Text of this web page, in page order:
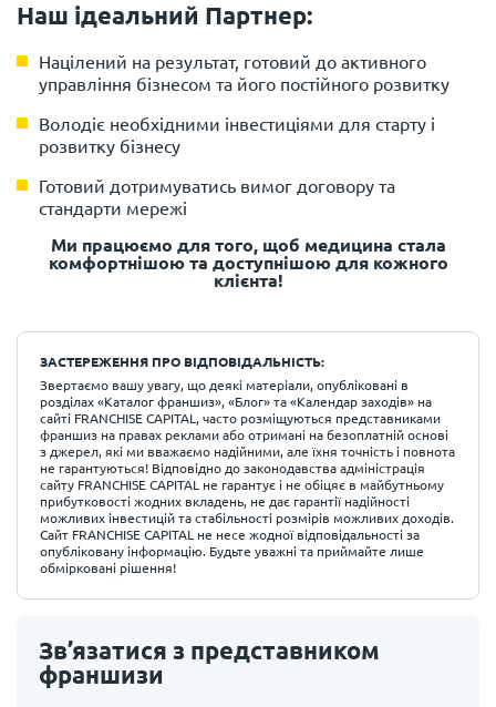
Наш ідеальний Партнер:
Націлений на результат, готовий до активного
управління бізнесом та його постійного розвитку
Володіє необхідними інвестиціями для старту і
розвитку бізнесу
Готовий дотримуватись вимог договору та
стандарти мережі
Ми працюємо для того, щоб медицина стала
комфортнішою та доступнішою для кожного
клієнта!
ЗАСТЕРЕЖЕННЯ ПРО ВІДПОВІДАЛЬНІСТЬ:
Звертаємо вашу увагу, що деякі матеріали, опубліковані в
розділах «Каталог франшиз», «Блог» та «Календар заходів» на
сайті FRANCHISE CAPITAL, часто розміщуються представниками
франшиз на правах реклами або отримані на безоплатній основі
з джерел, які ми вважаємо надійними, але їхня точність і повнота
не гарантуються! Відповідно до законодавства адміністрація
сайту FRANCHISE CAPITAL не гарантує і не обіцяє в майбутньому
прибутковості жодних вкладень, не дає гарантії надійності
можливих інвестицій та стабільності розмірів можливих доходів.
Сайт FRANCHISE CAPITAL не несе жодної відповідальності за
опубліковану інформацію. Будьте уважні та приймайте лише
обмірковані рішення!
Зв’язатися з представником
франшизи